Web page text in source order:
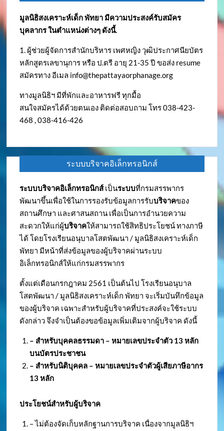
มูลนิธิสงเคราะห์เด็ก พัทยา มีความประสงค์รับสมัคร
บุคลากร ในตำแหน่งต่างๆ ดังนี้.
1. ผู้ช่วยผู้จัดการสำนักบริหาร เพศหญิง วุฒิประกาศนียบัตร
หลักสูตรเลขานุการ หรือ ป.ตรี อายุ 21-35 ปี ขอส่ง resume
สมัครทาง อีเมล info@thepattayaorphanage.org
ทางมูลนิธิฯ มีที่พักและอาหารฟรี ทุกมื้อ
สนใจสมัครได้ด้วยตนเอง ติดต่อสอบถาม โทร 038-423-
468 , 038-416-426
ระบบบริจาคอิเล็กทรอนิกส์
ระบบบริจาคอิเล็กทรอนิกส์เป็นระบบที่กรมสรรพากร
พัฒนาขึ้นเพื่อใช้ในการรองรับข้อมูลการรับบริจาคของ
สถานศึกษา และศาสนสถาน เพื่อเป็นการอำนวยความ
สะดวกให้แก่ผู้บริจาคให้สามารถใช้สิทธิประโยชน์ ทางภาษี
ได้ โดยโรงเรียนอนุบาลโสตพัฒนา / มูลนิธิสงเคราะห์เด็ก
พัทยา มีหน้าที่ส่งข้อมูลของผู้บริจาคผ่านระบบ
อิเล็กทรอนิกส์ให้แก่กรมสรรพากร
ตั้งแต่เดือนกรกฎาคม 2561 เป็นต้นไป โรงเรียนอนุบาล
โสตพัฒนา / มูลนิธิสงเคราะห์เด็ก พัทยา จะเริ่มบันทึกข้อมูล
ของผู้บริจาค เฉพาะสำหรับผู้บริจาคที่ประสงค์จะใช้ระบบ
ดังกล่าว จึงจำเป็นต้องขอข้อมูลเพิ่มเติมจากผู้บริจาค ดังนี้
– สำหรับบุคคลธรรมดา – หมายเลขประจำตัว 13 หลัก
บนบัตรประชาชน
– สำหรับนิติบุคคล – หมายเลขประจำตัวผู้เสียภาษีอากร
13 หลัก
ประโยชน์สำหรับผู้บริจาค
– ไม่ต้องจัดเก็บหลักฐานการบริจาค เนื่องจากมูลนิธิฯ